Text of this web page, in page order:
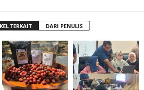
TERKAIT DARI PENULIS